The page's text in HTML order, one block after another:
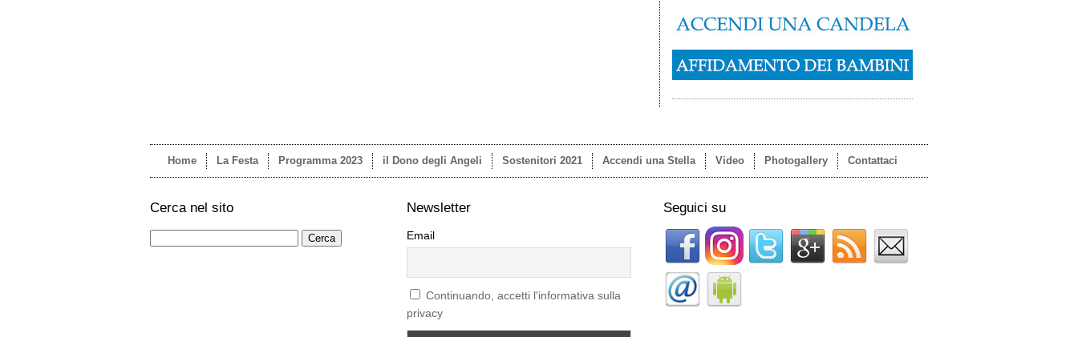
Home La Festa Programma 2023 il Dono degli Angeli Sostenitori 2021 Accendi una Stella Video Photogallery Contattaci
Cerca nel sito Newsletter
Email
Continuando, accetti l'informativa sulla
privacy
Seguici su